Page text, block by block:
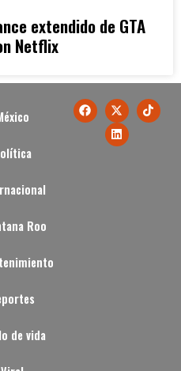
extendido de GTA
Netflix
Roo
de vida